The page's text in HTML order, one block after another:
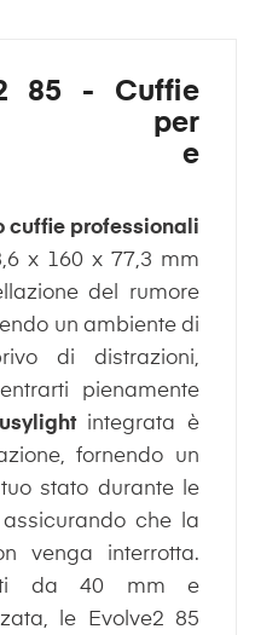
85 - Cuffie
per
e
cuffie professionali
x 160 x 77,3 mm
del rumore
un ambiente di
di distrazioni,
pienamente
integrata è
fornendo un
stato durante le
che la
venga interrotta.
da 40 mm e
le Evolve2 85